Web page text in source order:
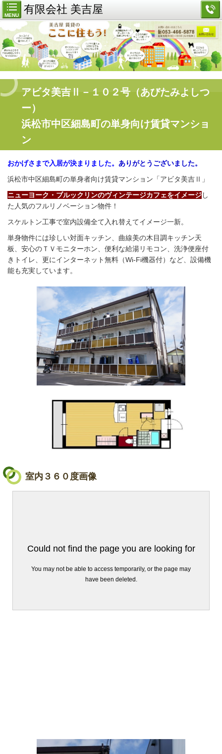
MENU 有限会社 美吉屋
アビタ美吉Ⅱ－１０２号（あびたみよしつ
ー）
浜松市中区細島町の単身向け賃貸マンショ
ン
おかげさまで入居が決まりました。 ありがとうございました。
浜松市中区細島町の単身者向け賃貸マンション「アビタ美吉Ⅱ」
ニューヨーク・ブルックリンのヴィンテージカフェをイメージし
た人気のフルリノベーション物件！
スケルトン工事で室内設備全て入れ替えてイメージ一新。
単身物件には珍しい対面キッチン、曲線美の木目調キッチン天
板、安心のＴＶモニターホン、便利な給湯リモコン、 洗浄便座付
きトイレ、更にインターネット無料（Wi-Fi機器付）など、設備機
能も充実しています。
室内３６０度画像